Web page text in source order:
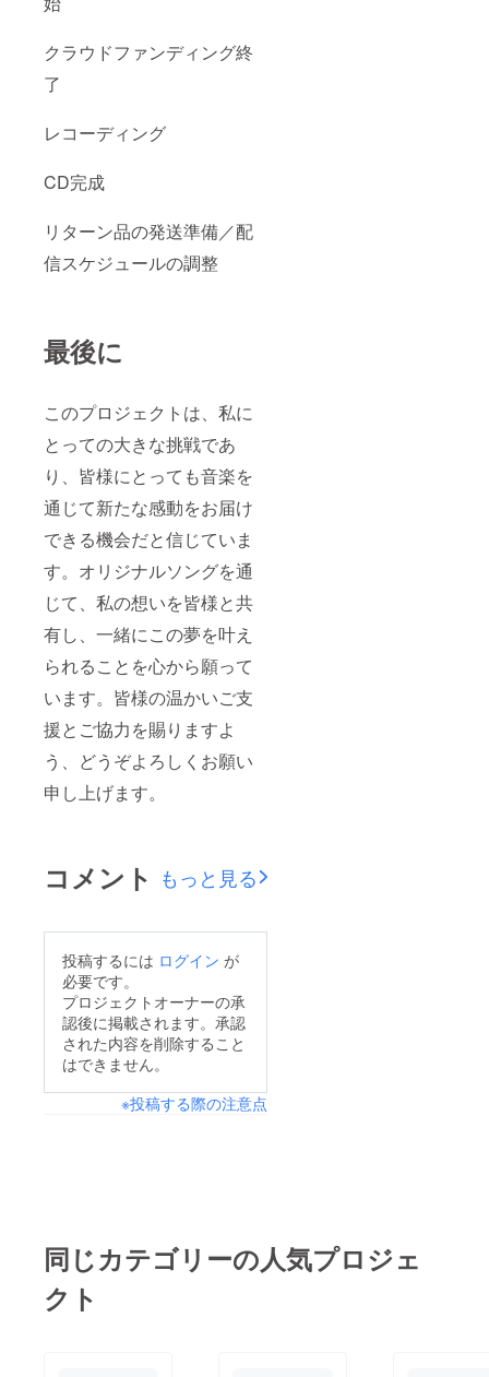
クラウドファンディング終
了
レコーディング
CD完成
リターン品の発送準備／配
信スケジュールの調整
最後に
このプロジェクトは、私に
とっての大きな挑戦であ
り、皆様にとっても音楽を
通じて新たな感動をお届け
できる機会だと信じていま
す。オリジナルソングを通
じて、私の想いを皆様と共
有し、一緒にこの夢を叶え
られることを心から願って
います。皆様の温かいご支
援とご協力を賜りますよ
う、どうぞよろしくお願い
申し上げます。
コメント もっと見る
投稿するには ログイン が
必要です。
プロジェクトオーナーの承
認後に掲載されます。承認
された内容を削除すること
はできません。
※投稿する際の注意点
同じカテゴリーの人気プロジェ
クト